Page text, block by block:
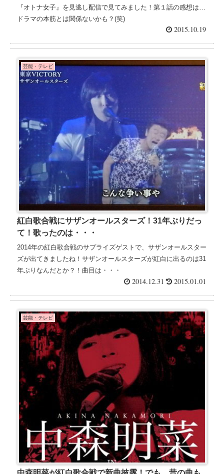
『オトナ女子』を見逃し配信で見てみました！第１話の感想は…
ドラマの本筋とは関係ないかも？(笑)
2015.10.19
芸能・テレビ
紅白歌合戦にサザンオールスターズ！31年ぶりだっ
て！歌ったのは・・・
2014年の紅白歌合戦のサプライズゲストで、サザンオールスター
ズが出てきましたね！サザンオールスターズが紅白に出るのは31
年ぶりなんだとか？！曲目は・・・
2014.12.31 2015.01.01
芸能・テレビ